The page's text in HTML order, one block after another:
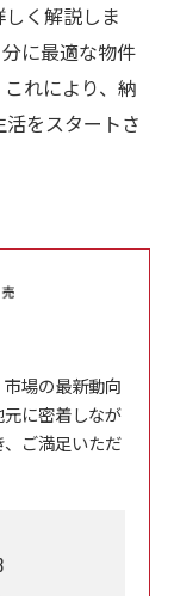
く解説しま
に最適な物件
れにより、納
をスタートさ
場の最新動向
に密着しなが
ご満足いただ